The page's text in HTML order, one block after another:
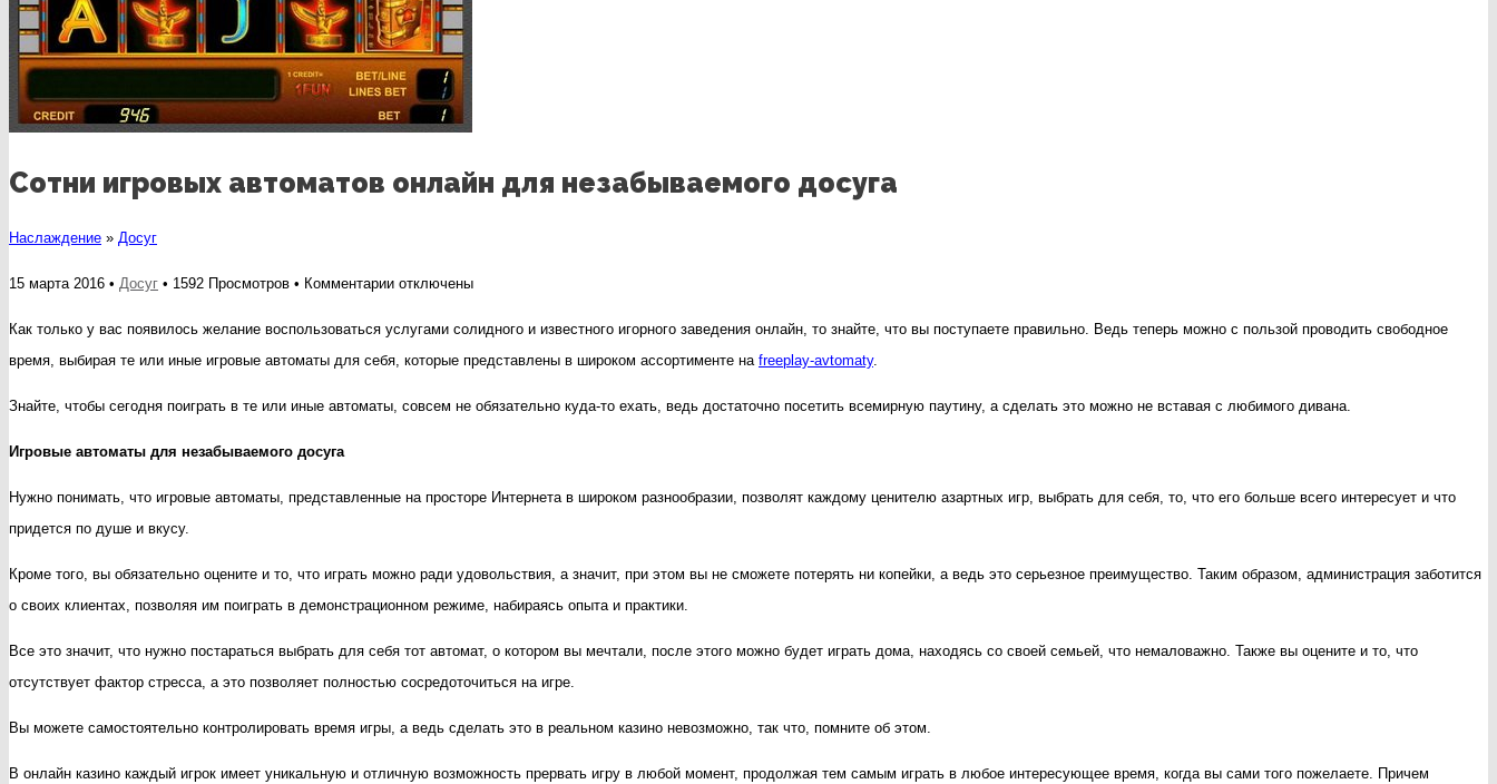
Сотни игровых автоматов онлайн для незабываемого досуга
Наслаждение » Досуг
15 марта 2016 • Досуг • 1592 Просмотров • Комментариик
автоматов
незабываемого
отключены
Как только у вас появилось желание воспользоваться услугами солидного и известного игорного заведения онлайн, то знайте, что вы поступаете правильно. Ведь теперь можно с пользой проводить свободное
время, выбирая те или иные игровые автоматы для себя, которые представлены в широком ассортименте на freeplay-avtomaty.
Знайте, чтобы сегодня поиграть в те или иные автоматы, совсем не обязательно куда-то ехать, ведь достаточно посетить всемирную паутину, а сделать это можно не вставая с любимого дивана.
Игровые автоматы для незабываемого досуга
Нужно понимать, что игровые автоматы, представленные на просторе Интернета в широком разнообразии, позволят каждому ценителю азартных игр, выбрать для себя, то, что его больше всего интересует и что
придется по душе и вкусу.
Кроме того, вы обязательно оцените и то, что играть можно ради удовольствия, а значит, при этом вы не сможете потерять ни копейки, а ведь это серьезное преимущество. Таким образом, администрация заботится
о своих клиентах, позволяя им поиграть в демонстрационном режиме, набираясь опыта и практики.
Все это значит, что нужно постараться выбрать для себя тот автомат, о котором вы мечтали, после этого можно будет играть дома, находясь со своей семьей, что немаловажно. Также вы оцените и то, что
отсутствует фактор стресса, а это позволяет полностью сосредоточиться на игре.
Вы можете самостоятельно контролировать время игры, а ведь сделать это в реальном казино невозможно, так что, помните об этом.
В онлайн казино каждый игрок имеет уникальную и отличную возможность прервать игру в любой момент, продолжая тем самым играть в любое интересующее время, когда вы сами того пожелаете. Причем